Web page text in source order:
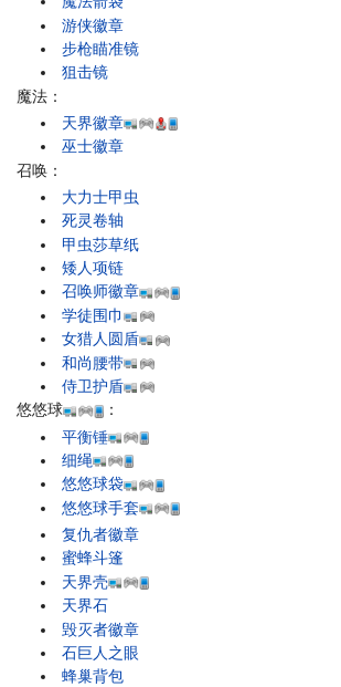
游侠徽章
步枪瞄准镜
狙击镜
魔法：
天界徽章
巫士徽章
召唤：
大力士甲虫
死灵卷轴
甲虫莎草纸
矮人项链
召唤师徽章
学徒围巾
女猎人圆盾
和尚腰带
侍卫护盾
悠悠球
：
平衡锤
细绳
悠悠球袋
悠悠球手套
复仇者徽章
蜜蜂斗篷
天界壳
天界石
毁灭者徽章
石巨人之眼
蜂巢背包